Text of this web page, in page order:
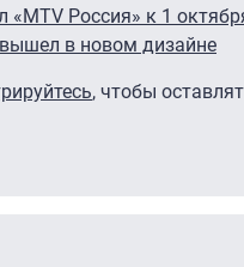
«MTV Россия» к 1
в новом дизайне
, чтобы